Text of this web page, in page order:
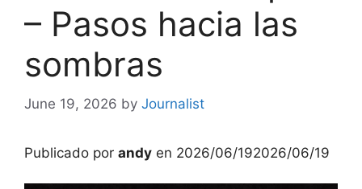
– Pasos hacia las
sombras
June 19, 2026 by Journalist
Publicado por andy en 2026/06/192026/06/19